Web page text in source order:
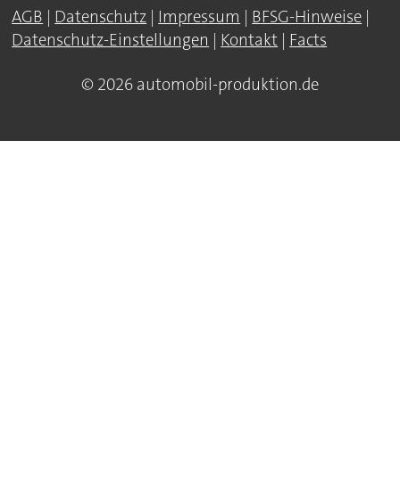
AGB | Datenschutz | Impressum | BFSG-Hinweise |
Datenschutz-Einstellungen | Kontakt | Facts
© 2026 automobil-produktion.de